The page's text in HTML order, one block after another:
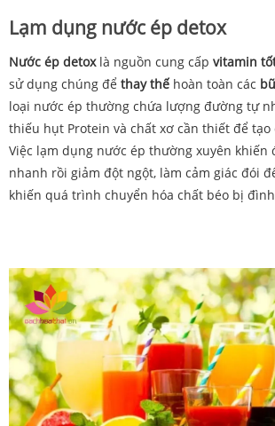
Lạm dụng nước ép detox
Nước ép detoxlà nguồn cung cấp vitamin
sử dụng chúng để thay thế hoàn toàn các
loại nước ép thường chứa lượng đường tự
thiếu hụt Protein và chất xơ cần thiết để tạo
Việc lạm dụng nước ép thường xuyên khiến
nhanh rồi giảm đột ngột, làm cảm giác đói
khiến quá trình chuyển hóa chất béo bị